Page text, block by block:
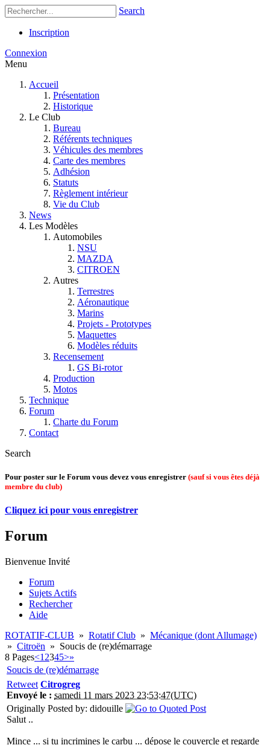
Search
Inscription
Connexion
Menu
Accueil
Présentation
Historique
Le Club
Bureau
Référents techniques
Véhicules des membres
Carte des membres
Adhésion
Statuts
Règlement intérieur
Vie du Club
News
Les Modèles
Automobiles
NSU
MAZDA
CITROEN
Autres
Terrestres
Aéronautique
Marins
Projets - Prototypes
Maquettes
Modèles réduits
Recensement
GS Bi-rotor
Production
Motos
Technique
Forum
Charte du Forum
Contact
Search
Pour poster sur le Forum vous devez vous enregistrer (sauf si vous êtes déjà
membre du club)
Cliquez ici pour vous enregistrer
Forum
Bienvenue Invité
Forum
Sujets Actifs
Rechercher
Aide
ROTATIF-CLUB » Rotatif Club » Mécanique (dont Allumage)
» Citroën » Soucis de (re)démarrage
8 Pages<1 2345>»
Soucis de (re)démarrage
Retweet Citrogreg
Envoyé le : samedi 11 mars 2023 23:53:47(UTC)
Originally Posted by: didouille
Salut ..
Mince ... si tu incrimines le carbu ... dépose le couvercle et regarde